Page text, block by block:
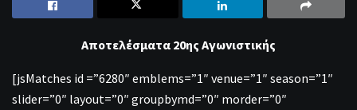
Αποτελέσματα 20ης Αγωνιστικής
[jsMatches id =”6280″ emblems=”1″ venue=”1″ season=”1″
slider=”0″ layout=”0″ groupbymd=”0″ morder=”0″